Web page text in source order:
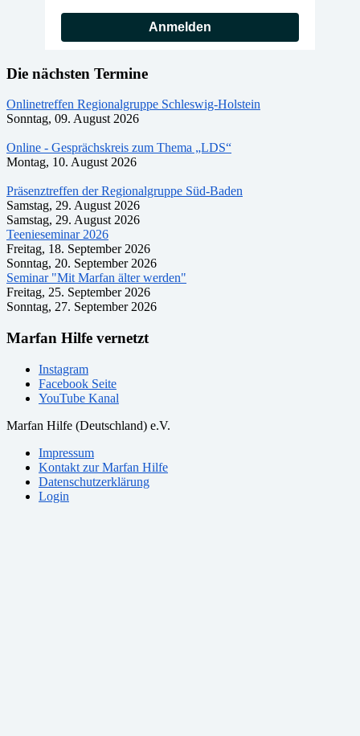
Anmelden
Die nächsten Termine
Onlinetreffen Regionalgruppe Schleswig-Holstein
Sonntag, 09. August 2026
Online - Gesprächskreis zum Thema „LDS“
Montag, 10. August 2026
Präsenztreffen der Regionalgruppe Süd-Baden
Samstag, 29. August 2026
Samstag, 29. August 2026
Teenieseminar 2026
Freitag, 18. September 2026
Sonntag, 20. September 2026
Seminar "Mit Marfan älter werden"
Freitag, 25. September 2026
Sonntag, 27. September 2026
Marfan Hilfe vernetzt
Instagram
Facebook Seite
YouTube Kanal
Marfan Hilfe (Deutschland) e.V.
Impressum
Kontakt zur Marfan Hilfe
Datenschutzerklärung
Login